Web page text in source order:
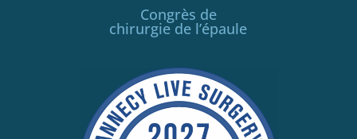
Congrès de
chirurgie de l’épaule